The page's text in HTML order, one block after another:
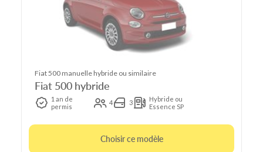
Fiat 500 manuelle hybride ou similaire
Fiat 500 hybride
1 an de
permis
4 3
Hybride ou
Essence SP
Choisir ce modèle